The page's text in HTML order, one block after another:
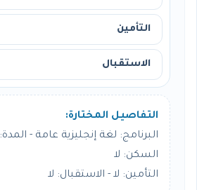
التأمين
الاستقبال
التفاصيل المختارة:
البرنامج: لغة إنجليزية عامة - المدة: 4 أسبوع
السكن: لا
التأمين: لا - الاستقبال: لا